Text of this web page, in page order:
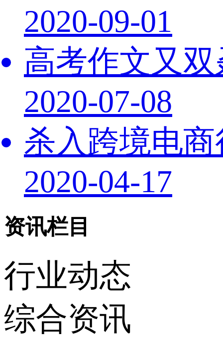
2020-09-01
高考作文又
2020-07-08
杀入跨境电
2020-04-17
资讯栏目
行业动态
综合资讯